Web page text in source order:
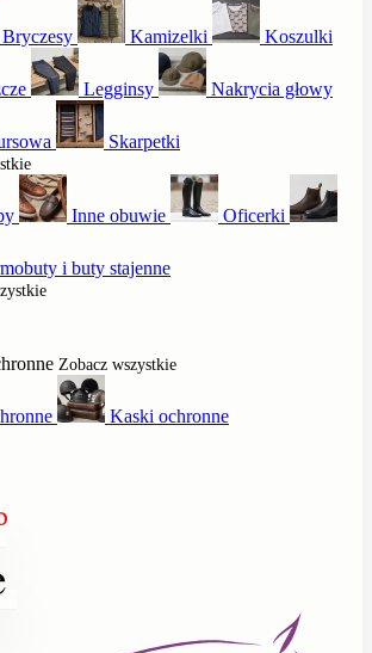
Bryczesy Kamizelki Koszulki
Legginsy Nakrycia głowy
Skarpetki
Inne obuwie Oficerki
i buty stajenne
Zobacz wszystkie
Kaski ochronne